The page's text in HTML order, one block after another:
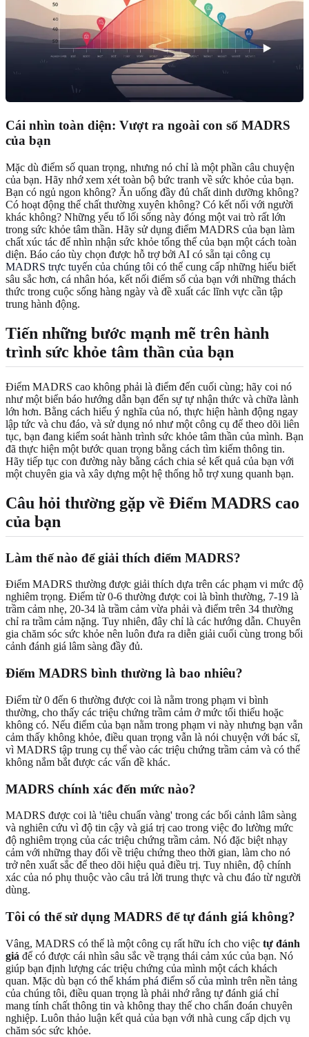
Cái nhìn toàn diện: Vượt ra ngoài con số MADRS
của bạn
Mặc dù điểm số quan trọng, nhưng nó chỉ là một phần câu chuyện
của bạn. Hãy nhớ xem xét toàn bộ bức tranh về sức khỏe của bạn.
Bạn có ngủ ngon không? Ăn uống đầy đủ chất dinh dưỡng không?
Có hoạt động thể chất thường xuyên không? Có kết nối với người
khác không? Những yếu tố lối sống này đóng một vai trò rất lớn
trong sức khỏe tâm thần. Hãy sử dụng điểm MADRS của bạn làm
chất xúc tác để nhìn nhận sức khỏe tổng thể của bạn một cách toàn
diện. Báo cáo tùy chọn được hỗ trợ bởi AI có sẵn tại công cụ
MADRS trực tuyến của chúng tôi có thể cung cấp những hiểu biết
sâu sắc hơn, cá nhân hóa, kết nối điểm số của bạn với những thách
thức trong cuộc sống hàng ngày và đề xuất các lĩnh vực cần tập
trung hành động.
Tiến những bước mạnh mẽ trên hành
trình sức khỏe tâm thần của bạn
Điểm MADRS cao không phải là điểm đến cuối cùng; hãy coi nó
như một biển báo hướng dẫn bạn đến sự tự nhận thức và chữa lành
lớn hơn. Bằng cách hiểu ý nghĩa của nó, thực hiện hành động ngay
lập tức và chu đáo, và sử dụng nó như một công cụ để theo dõi liên
tục, bạn đang kiểm soát hành trình sức khỏe tâm thần của mình. Bạn
đã thực hiện một bước quan trọng bằng cách tìm kiếm thông tin.
Hãy tiếp tục con đường này bằng cách chia sẻ kết quả của bạn với
một chuyên gia và xây dựng một hệ thống hỗ trợ xung quanh bạn.
Câu hỏi thường gặp về Điểm MADRS cao
của bạn
Làm thế nào để giải thích điểm MADRS?
Điểm MADRS thường được giải thích dựa trên các phạm vi mức độ
nghiêm trọng. Điểm từ 0-6 thường được coi là bình thường, 7-19 là
trầm cảm nhẹ, 20-34 là trầm cảm vừa phải và điểm trên 34 thường
chỉ ra trầm cảm nặng. Tuy nhiên, đây chỉ là các hướng dẫn. Chuyên
gia chăm sóc sức khỏe nên luôn đưa ra diễn giải cuối cùng trong bối
cảnh đánh giá lâm sàng đầy đủ.
Điểm MADRS bình thường là bao nhiêu?
Điểm từ 0 đến 6 thường được coi là nằm trong phạm vi bình
thường, cho thấy các triệu chứng trầm cảm ở mức tối thiểu hoặc
không có. Nếu điểm của bạn nằm trong phạm vi này nhưng bạn vẫn
cảm thấy không khỏe, điều quan trọng vẫn là nói chuyện với bác sĩ,
vì MADRS tập trung cụ thể vào các triệu chứng trầm cảm và có thể
không nắm bắt được các vấn đề khác.
MADRS chính xác đến mức nào?
MADRS được coi là 'tiêu chuẩn vàng' trong các bối cảnh lâm sàng
và nghiên cứu vì độ tin cậy và giá trị cao trong việc đo lường mức
độ nghiêm trọng của các triệu chứng trầm cảm. Nó đặc biệt nhạy
cảm với những thay đổi về triệu chứng theo thời gian, làm cho nó
trở nên xuất sắc để theo dõi hiệu quả điều trị. Tuy nhiên, độ chính
xác của nó phụ thuộc vào câu trả lời trung thực và chu đáo từ người
dùng.
Tôi có thể sử dụng MADRS để tự đánh giá không?
Vâng, MADRS có thể là một công cụ rất hữu ích cho việc tự đánh
giá để có được cái nhìn sâu sắc về trạng thái cảm xúc của bạn. Nó
giúp bạn định lượng các triệu chứng của mình một cách khách
quan. Mặc dù bạn có thể khám phá điểm số của mình trên nền tảng
của chúng tôi, điều quan trọng là phải nhớ rằng tự đánh giá chỉ
mang tính chất thông tin và không thay thế cho chẩn đoán chuyên
nghiệp. Luôn thảo luận kết quả của bạn với nhà cung cấp dịch vụ
chăm sóc sức khỏe.